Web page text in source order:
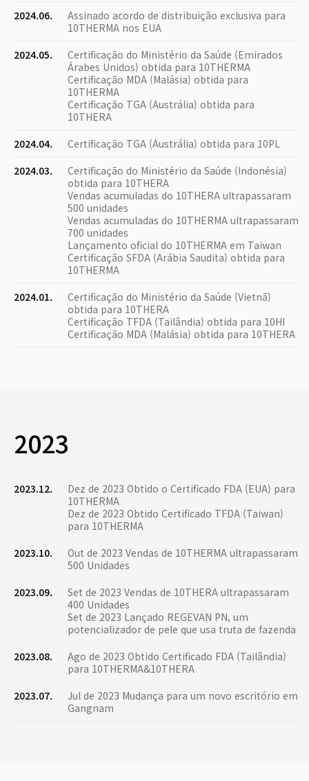
2024.06.
Assinado acordo de distribuição exclusiva para
10THERMA nos EUA
2024.05.
Certificação do Ministério da Saúde (Emirados
Árabes Unidos) obtida para 10THERMA
Certificação MDA (Malásia) obtida para
10THERMA
Certificação TGA (Austrália) obtida para
10THERA
2024.04.
Certificação TGA (Austrália) obtida para 10PL
2024.03.
Certificação do Ministério da Saúde (Indonésia)
obtida para 10THERA
Vendas acumuladas do 10THERA ultrapassaram
500 unidades
Vendas acumuladas do 10THERMA ultrapassaram
700 unidades
Lançamento oficial do 10THERMA em Taiwan
Certificação SFDA (Arábia Saudita) obtida para
10THERMA
2024.01.
Certificação do Ministério da Saúde (Vietnã)
obtida para 10THERA
Certificação TFDA (Tailândia) obtida para 10HI
Certificação MDA (Malásia) obtida para 10THERA
2023
2023.12.
Dez de 2023 Obtido o Certificado FDA (EUA) para
10THERMA
Dez de 2023 Obtido Certificado TFDA (Taiwan)
para 10THERMA
2023.10.
Out de 2023 Vendas de 10THERMA ultrapassaram
500 Unidades
2023.09.
Set de 2023 Vendas de 10THERA ultrapassaram
400 Unidades
Set de 2023 Lançado REGEVAN PN, um
potencializador de pele que usa truta de fazenda
2023.08.
Ago de 2023 Obtido Certificado FDA (Tailândia)
para 10THERMA&10THERA
2023.07.
Jul de 2023 Mudança para um novo escritório em
Gangnam